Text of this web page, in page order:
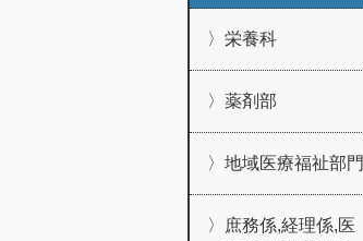
栄養科
薬剤部
地域医療福祉部門
庶務係,経理係,医